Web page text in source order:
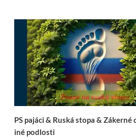
PS pajáci & Ruská stopa &
iné podlosti